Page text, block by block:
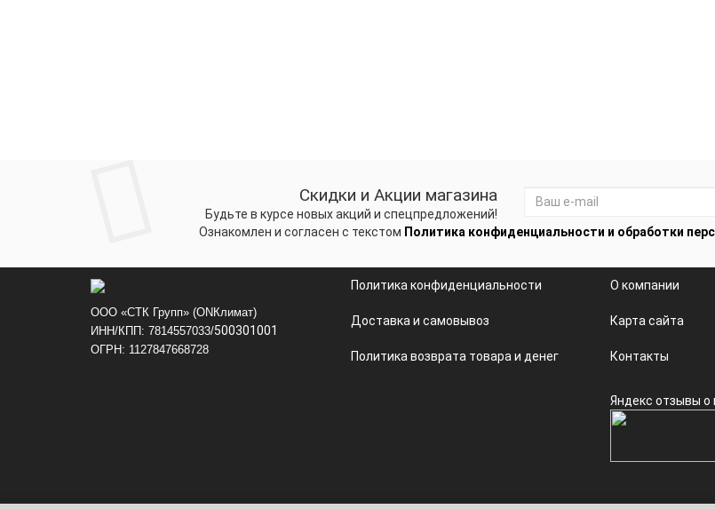
Скидки и Акции магазина
Будьте в курсе новых акций и спецпредложений!
Ознакомлен и согласен с текстом Политика конфиденциальности и обработки
ООО «СТК Групп» (ONКлимат)
ИНН/КПП: 7814557033/500301001
ОГРН: 1127847668728
Политика конфиденциальности
Доставка и самовывоз
Политика возврата товара и денег
О компании
Карта сайта
Контакты
Яндекс отзывы о